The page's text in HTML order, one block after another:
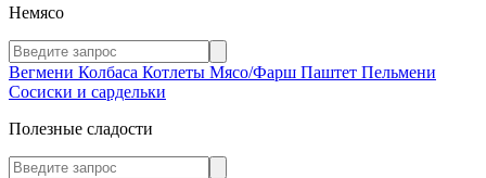
Немясо
Вегмени Колбаса Котлеты Мясо/Фарш Паштет Пельмени
Сосиски и сардельки
Полезные сладости